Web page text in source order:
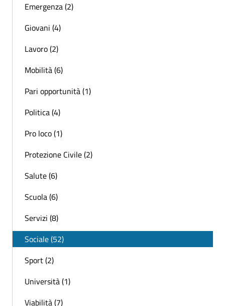
Emergenza (2)
Giovani (4)
Lavoro (2)
Mobilità (6)
Pari opportunità (1)
Politica (4)
Pro loco (1)
Protezione Civile (2)
Salute (6)
Scuola (6)
Servizi (8)
Sociale (52)
Sport (2)
Università (1)
Viabilità (7)